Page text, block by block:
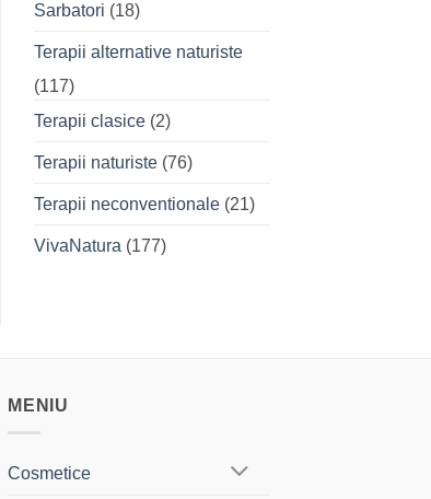
Sarbatori (18)
Terapii alternative naturiste
(117)
Terapii clasice(2)
Terapii naturiste(76)
Terapii neconventionale(21)
VivaNatura (177)
MENIU
Cosmetice